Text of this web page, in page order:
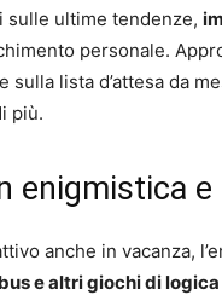
ultime tendenze,
personale.
lista d’attesa da
più.
enigmistica
anche in vacanza,
e altri giochi di logica